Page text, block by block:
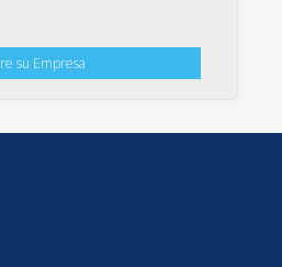
su Empresa